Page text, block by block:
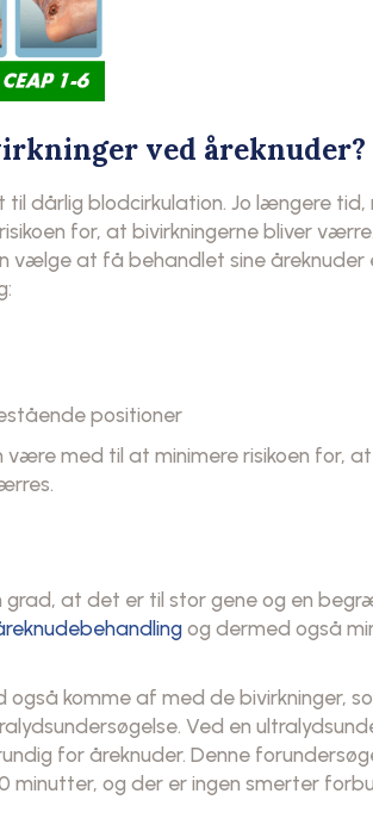
ved åreknuder?
til dårlig blodcirkulation. Jo længere tid,
for, at bivirkningerne bliver
vælge at få behandlet sine åreknuder
positioner
med til at minimere risikoen for,
at det er til stor gene og en
og dermed også
komme af med de bivirkninger,
Ved en
for åreknuder. Denne
minutter, og der er ingen smerter